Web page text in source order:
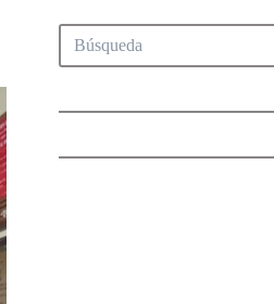
Buscar